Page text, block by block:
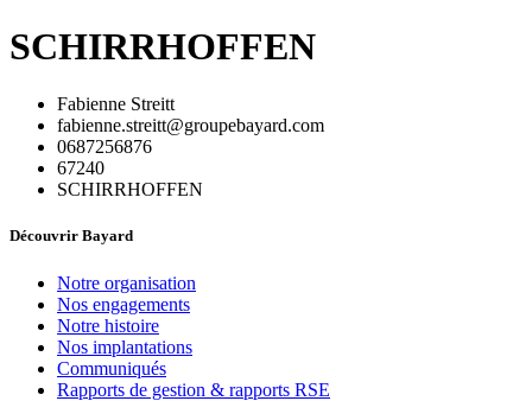
SCHIRRHOFFEN
Fabienne Streitt
fabienne.streitt@groupebayard.com
0687256876
67240
SCHIRRHOFFEN
Découvrir Bayard
Notre organisation
Nos engagements
Notre histoire
Nos implantations
Communiqués
Rapports de gestion & rapports RSE